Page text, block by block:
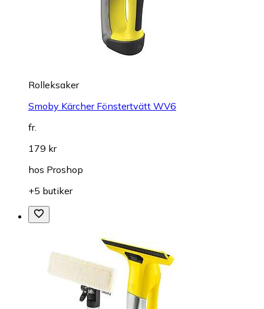
Rolleksaker
Smoby Kärcher Fönstertvätt WV6
fr.
179 kr
hos Proshop
+5 butiker